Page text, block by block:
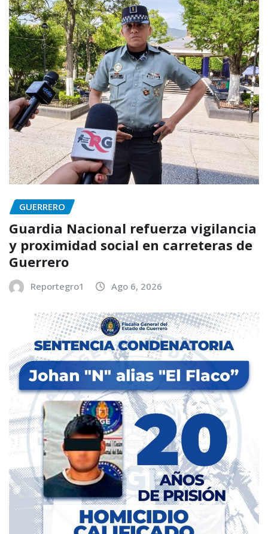
GUERRERO
Guardia Nacional refuerza vigilancia
y proximidad social en carreteras de
Guerrero
Reportegro1 Ago 6, 2026